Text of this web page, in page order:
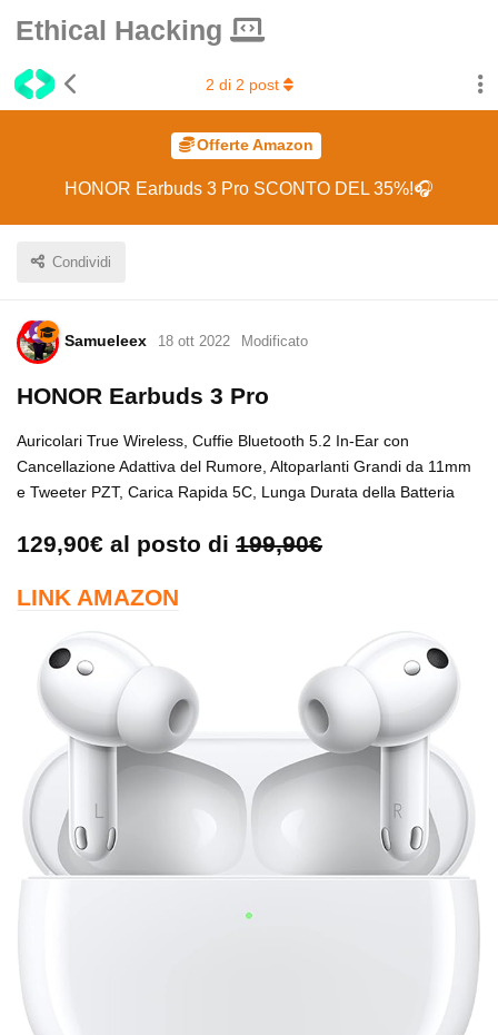
Ethical Hacking
Offerte Amazon
HONOR Earbuds 3 Pro SCONTO DEL 35%!🎧
Condividi
2 di 2 post
Samueleex 18 ott 2022 Modificato
HONOR Earbuds 3 Pro
Auricolari True Wireless, Cuffie Bluetooth 5.2 In-Ear con
Cancellazione Adattiva del Rumore, Altoparlanti Grandi da 11mm
e Tweeter PZT, Carica Rapida 5C, Lunga Durata della Batteria
129,90€ al posto di 199,90€
LINK AMAZON